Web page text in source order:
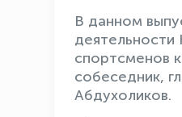
В данном
деятельности
спортсменов
собеседник,
Абдухоликов.